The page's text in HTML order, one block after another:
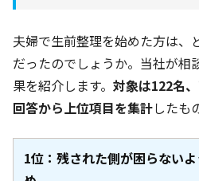
夫婦で生前整理を始めた方は、
だったのでしょうか。当社が相
果を紹介します。 対象は122名
回答から上位項目を集計したも
1位：残された側が困らない